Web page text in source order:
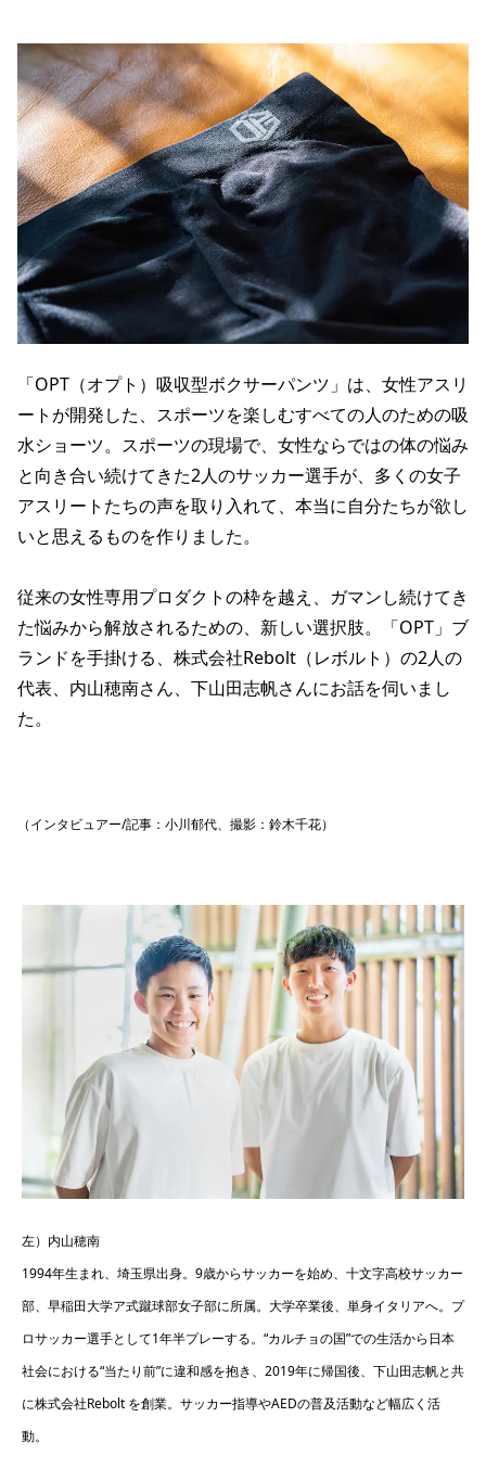
「OPT（オプト）吸収型ボクサーパンツ」は、女性アスリ
ートが開発した、スポーツを楽しむすべての人のための吸
水ショーツ。スポーツの現場で、女性ならではの体の悩み
と向き合い続けてきた2人のサッカー選手が、多くの女子
アスリートたちの声を取り入れて、本当に自分たちが欲し
いと思えるものを作りました。
従来の女性専用プロダクトの枠を越え、ガマンし続けてき
た悩みから解放されるための、新しい選択肢。「OPT」ブ
ランドを手掛ける、株式会社Rebolt（レボルト）の2人の
代表、内山穂南さん、下山田志帆さんにお話を伺いまし
た。
（インタビュアー/記事：小川郁代、撮影：鈴木千花）
左）内山穂南
1994年生まれ、埼玉県出身。9歳からサッカーを始め、十文字高校サッカー
部、早稲田大学ア式蹴球部女子部に所属。大学卒業後、単身イタリアへ。プ
ロサッカー選手として1年半プレーする。“カルチョの国”での生活から日本
社会における“当たり前”に違和感を抱き、2019年に帰国後、下山田志帆と共
に株式会社Rebolt を創業。サッカー指導やAEDの普及活動など幅広く活
動。